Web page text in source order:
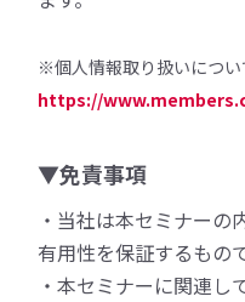
※個人情報取り扱いについ
https://
▼免責事項
・当社は本セミナーの
有用性を保証するもの
・本セミナーに関連し